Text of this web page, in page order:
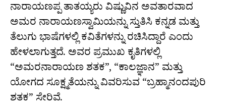
ನಾರಾಯಣಪ್ಪ ತಾತಯ್ಯರು ವಿಷ್ಣುವಿನ ಅವತಾರವಾದ
ಅಮರ ನಾರಾಯಣಸ್ವಾಮಿಯನ್ನು ಸ್ತುತಿಸಿ ಕನ್ನಡ ಮತ್ತು
ತೆಲುಗು ಭಾಷೆಗಳಲ್ಲಿ ಕವಿತೆಗಳನ್ನು ರಚಿಸಿದ್ದಾರೆ ಎಂದು
ಹೇಳಲಾಗುತ್ತದೆ. ಅವರ ಪ್ರಮುಖ ಕೃತಿಗಳಲ್ಲಿ
“ಅಮರನಾರಾಯಣ ಶತಕ”, “ಕಾಲಜ್ಞಾನ” ಮತ್ತು
ಯೋಗದ ಸೂಕ್ಷ್ಮತೆಯನ್ನು ವಿವರಿಸುವ “ಬ್ರಹ್ಮಾನಂದಪುರಿ
ಶತಕ” ಸೇರಿವೆ.